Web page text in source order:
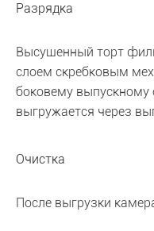
Разрядка
Высушенный торт
слоем скребковым
боковему выпускному
выгружается через
Очистка
После выгрузки